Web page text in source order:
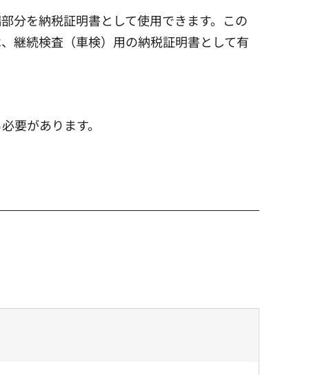
分を納税証明書として使用できます。この
継続検査（車検）用の納税証明書として有
要があります。